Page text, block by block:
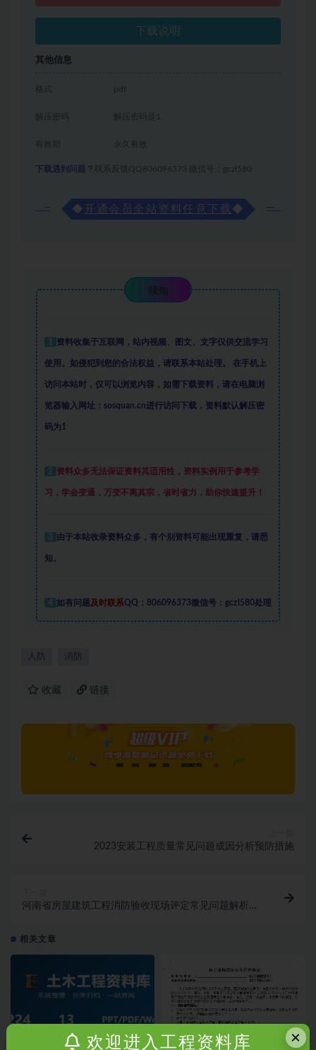
下载说明
其他信息
格式 pdf
解压密码是1
有效期 永久有效
下载遇到问题？ 联系反馈QQ806096373 微信号：gczl580
◆ 开通会员全站资料任意下载◆
须知
1 资料收集于互联网 ， 站内视频、图文、文字仅供交流学习
使用。如侵犯到您的合法权益，请联系本站处理。 在手机上
访问本站时，仅可以浏览内容，如需下载资料，请在电脑浏
览器输入网址：sosquan.cn进行访问下载， 资料默认解压密
码为1
2 资料众多无法保证资料其适用性，资料实例 用于参考学
习，学会变通，万变不离其宗，省时省力，助你快速提升！
3 由于本站收录资料众多，有个别资料可能出现重复，请悉
知。
4 如有问题及时联系QQ：806096373微信号：gczl580处理
人防 消防
收藏 链接
2023安装工程质量常见问题成因分析预防措施
河南省房屋建筑工程消防验收现场评定常见问题解析
相关文章
×
欢迎进入工程资料库